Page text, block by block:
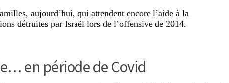
aujourd’hui, qui attendent encore l’aide à la
détruites par Israël lors de l’offensive de 2014.
en période de Covid